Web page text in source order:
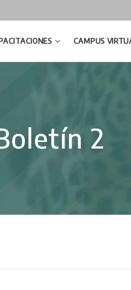
CAMPUS
2